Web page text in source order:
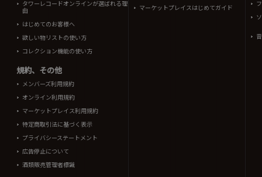
タワーレコードオンラインが選ばれる理
由
はじめてのお客様へ
欲しい物リストの使い方
コレクション機能の使い方
規約、その他
メンバーズ利用規約
オンライン利用規約
マーケットプレイス利用規約
特定商取引法に基づく表示
プライバシーステートメント
広告停止について
酒類販売管理者標識
マーケットプレイスはじめてガイド